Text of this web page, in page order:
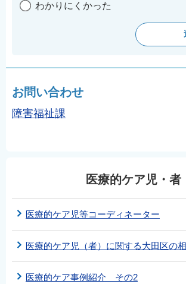
わかりにくかった
お問い合わせ
障害福祉課
医療的ケア児・者
医療的ケア児等コーディネーター
医療的ケア児（者）に関する大田区の
医療的ケア事例紹介 その2